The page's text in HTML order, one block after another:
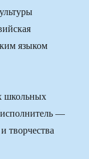
языком
школьных
—
творчества